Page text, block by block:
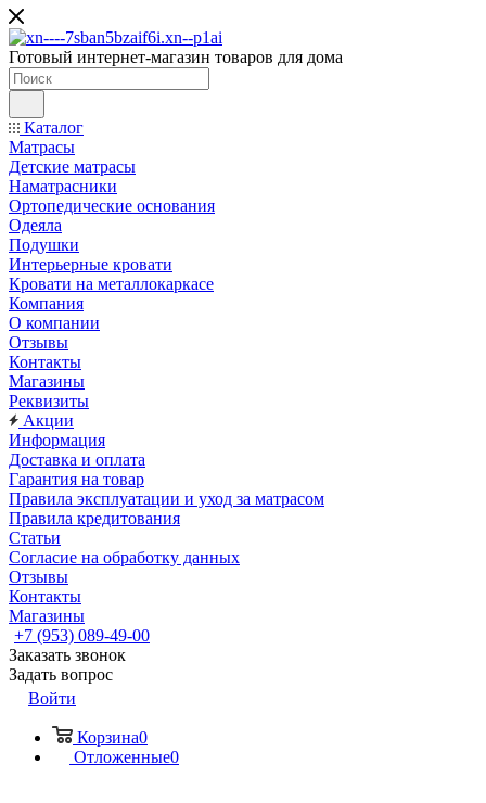
Готовый интернет-магазин товаров для дома
Каталог
Матрасы
Детские матрасы
Наматрасники
Ортопедические основания
Одеяла
Подушки
Интерьерные кровати
Кровати на металлокаркасе
Компания
О компании
Отзывы
Контакты
Магазины
Реквизиты
Акции
Информация
Доставка и оплата
Гарантия на товар
Правила эксплуатации и уход за матрасом
Правила кредитования
Статьи
Согласие на обработку данных
Отзывы
Контакты
Магазины
+7 (953) 089-49-00
Заказать звонок
Задать вопрос
Войти
Корзина0
Отложенные0